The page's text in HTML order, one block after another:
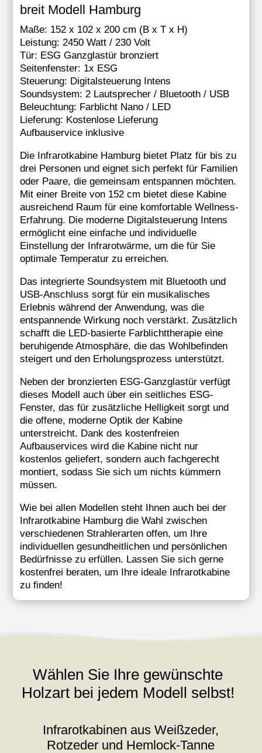
breit Modell Hamburg
Maße: 152 x 102 x 200 cm (B x T x H)
Leistung: 2450 Watt / 230 Volt
Tür: ESG Ganzglastür bronziert
Seitenfenster: 1x ESG
Steuerung: Digitalsteuerung Intens
Soundsystem: 2 Lautsprecher / Bluetooth / USB
Beleuchtung: Farblicht Nano / LED
Lieferung: Kostenlose Lieferung
Aufbauservice inklusive
Die Infrarotkabine Hamburg bietet Platz für bis zu
drei Personen und eignet sich perfekt für Familien
oder Paare, die gemeinsam entspannen möchten.
Mit einer Breite von 152 cm bietet diese Kabine
ausreichend Raum für eine komfortable Wellness-
Erfahrung. Die moderne Digitalsteuerung Intens
ermöglicht eine einfache und individuelle
Einstellung der Infrarotwärme, um die für Sie
optimale Temperatur zu erreichen.
Das integrierte Soundsystem mit Bluetooth und
USB-Anschluss sorgt für ein musikalisches
Erlebnis während der Anwendung, was die
entspannende Wirkung noch verstärkt. Zusätzlich
schafft die LED-basierte Farblichttherapie eine
beruhigende Atmosphäre, die das Wohlbefinden
steigert und den Erholungsprozess unterstützt.
Neben der bronzierten ESG-Ganzglastür verfügt
dieses Modell auch über ein seitliches ESG-
Fenster, das für zusätzliche Helligkeit sorgt und
die offene, moderne Optik der Kabine
unterstreicht. Dank des kostenfreien
Aufbauservices wird die Kabine nicht nur
kostenlos geliefert, sondern auch fachgerecht
montiert, sodass Sie sich um nichts kümmern
müssen.
Wie bei allen Modellen steht Ihnen auch bei der
Infrarotkabine Hamburg die Wahl zwischen
verschiedenen Strahlerarten offen, um Ihre
individuellen gesundheitlichen und persönlichen
Bedürfnisse zu erfüllen. Lassen Sie sich gerne
kostenfrei beraten, um Ihre ideale Infrarotkabine
zu finden!
Wählen Sie Ihre gewünschte
Holzart bei jedem Modell selbst!
Infrarotkabinen aus Weißzeder,
Rotzeder und Hemlock-Tanne